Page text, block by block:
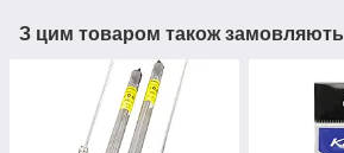
З цим товаром також замовляють